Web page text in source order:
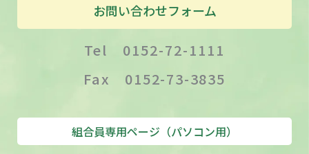
お問い合わせフォーム
Tel 0152-72-1111
Fax 0152-73-3835
組合員専用ページ（パソコン用）